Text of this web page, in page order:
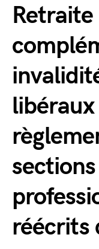
Retraite
libéraux
sections
réécrits